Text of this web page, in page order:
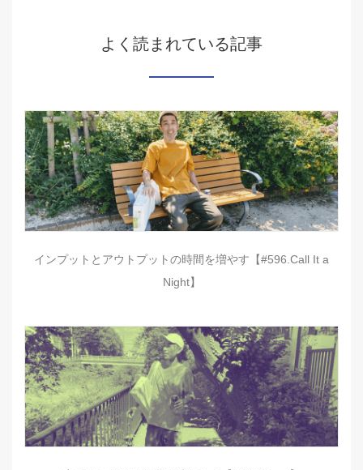
よく読まれている記事
インプットとアウトプットの時間を増やす【#596.Call It a
Night】